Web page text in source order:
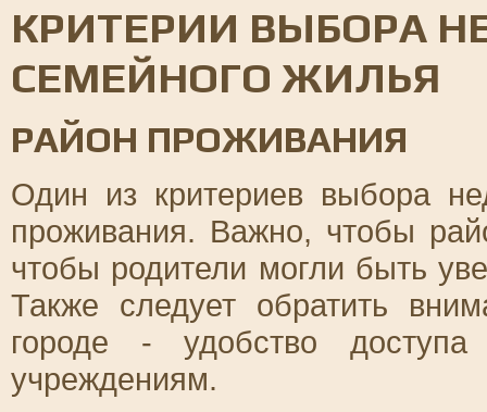
КРИТЕРИИ ВЫБОРА
СЕМЕЙНОГО ЖИЛЬЯ
РАЙОН ПРОЖИВАНИЯ
Один из критериев выбора
проживания. Важно, чтобы
чтобы родители могли быть
Также следует обратить
городе - удобство
учреждениям.